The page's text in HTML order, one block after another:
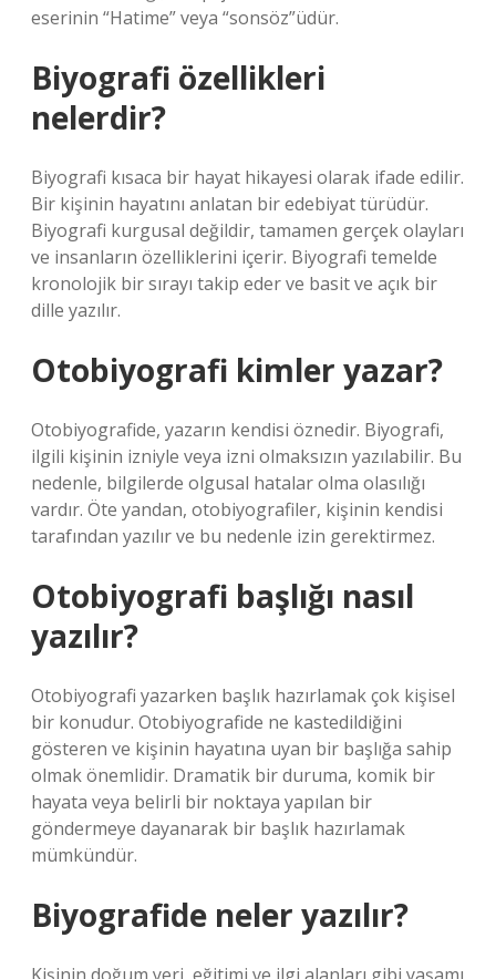
eserinin “Hatime” veya “sonsöz”üdür.
Biyografi özellikleri
nelerdir?
Biyografi kısaca bir hayat hikayesi olarak ifade edilir.
Bir kişinin hayatını anlatan bir edebiyat türüdür.
Biyografi kurgusal değildir, tamamen gerçek olayları
ve insanların özelliklerini içerir. Biyografi temelde
kronolojik bir sırayı takip eder ve basit ve açık bir
dille yazılır.
Otobiyografi kimler yazar?
Otobiyografide, yazarın kendisi öznedir. Biyografi,
ilgili kişinin izniyle veya izni olmaksızın yazılabilir. Bu
nedenle, bilgilerde olgusal hatalar olma olasılığı
vardır. Öte yandan, otobiyografiler, kişinin kendisi
tarafından yazılır ve bu nedenle izin gerektirmez.
Otobiyografi başlığı nasıl
yazılır?
Otobiyografi yazarken başlık hazırlamak çok kişisel
bir konudur. Otobiyografide ne kastedildiğini
gösteren ve kişinin hayatına uyan bir başlığa sahip
olmak önemlidir. Dramatik bir duruma, komik bir
hayata veya belirli bir noktaya yapılan bir
göndermeye dayanarak bir başlık hazırlamak
mümkündür.
Biyografide neler yazılır?